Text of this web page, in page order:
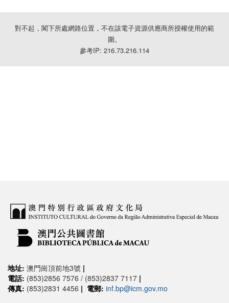
對不起，閣下所處網路位置，不在該電子資源供應商所授權使用的範
圍。
參考IP: 216.73.216.114
地址: 澳門崗頂前地3號 |
電話: (853)2856 7576 / (853)2837 7117 |
傳真: (853)2831 4456 | 電郵: inf.bp@icm.gov.mo